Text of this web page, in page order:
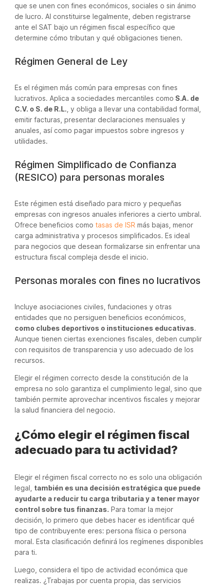
que se unen con fines económicos, sociales o sin ánimo
de lucro. Al constituirse legalmente, deben registrarse
ante el SAT bajo un régimen fiscal específico que
determine cómo tributan y qué obligaciones tienen.
Régimen General de Ley
Es el régimen más común para empresas con fines
lucrativos. Aplica a sociedades mercantiles como S.A. de
C.V. o S. de R.L. , y obliga a llevar una contabilidad formal,
emitir facturas, presentar declaraciones mensuales y
anuales, así como pagar impuestos sobre ingresos y
utilidades.
Régimen Simplificado de Confianza
(RESICO) para personas morales
Este régimen está diseñado para micro y pequeñas
empresas con ingresos anuales inferiores a cierto umbral.
Ofrece beneficios como tasas de ISR más bajas, menor
carga administrativa y procesos simplificados. Es ideal
para negocios que desean formalizarse sin enfrentar una
estructura fiscal compleja desde el inicio.
Personas morales con fines no lucrativos
Incluye asociaciones civiles, fundaciones y otras
entidades que no persiguen beneficios económicos,
como clubes deportivos o instituciones educativas.
Aunque tienen ciertas exenciones fiscales, deben cumplir
con requisitos de transparencia y uso adecuado de los
recursos.
Elegir el régimen correcto desde la constitución de la
empresa no solo garantiza el cumplimiento legal, sino que
también permite aprovechar incentivos fiscales y mejorar
la salud financiera del negocio.
¿Cómo elegir el régimen fiscal
adecuado para tu actividad?
Elegir el régimen fiscal correcto no es solo una obligación
legal, también es una decisión estratégica que puede
ayudarte a reducir tu carga tributaria y a tener mayor
control sobre tus finanzas. Para tomar la mejor
decisión, lo primero que debes hacer es identificar qué
tipo de contribuyente eres: persona física o persona
moral. Esta clasificación definirá los regímenes disponibles
para ti.
Luego, considera el tipo de actividad económica que
realizas. ¿Trabajas por cuenta propia, das servicios